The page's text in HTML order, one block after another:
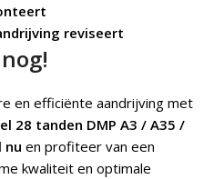
reviseert
en efficiënte aandrijving met
28 tanden DMP A3 / A35 /
nu en profiteer van een
kwaliteit en optimale